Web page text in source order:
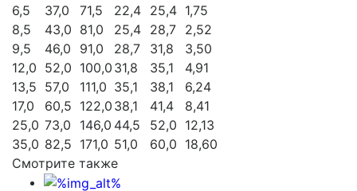
6,5
37,0 71,5 22,4 25,4 1,75
8,5
43,0 81,0 25,4 28,7 2,52
9,5
46,0 91,0 28,7 31,8
3,50
12,0 52,0 100,0 31,8 35,1
4,91
13,5 57,0 111,0 35,1 38,1
6,24
17,0
60,5 122,0 38,1 41,4
8,41
25,0 73,0 146,0 44,5 52,0 12,13
35,0 82,5 171,0 51,0 60,0 18,60
Смотрите также